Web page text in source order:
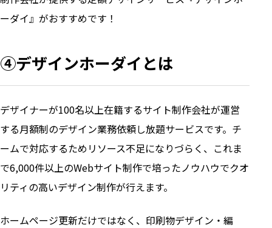
ーダイ』がおすすめです！
④デザインホーダイとは
デザイナーが100名以上在籍するサイト制作会社が運営
する月額制のデザイン業務依頼し放題サービスです。チ
ームで対応するためリソース不足になりづらく、これま
で6,000件以上のWebサイト制作で培ったノウハウでクオ
リティの高いデザイン制作が行えます。
ホームページ更新だけではなく、印刷物デザイン・編